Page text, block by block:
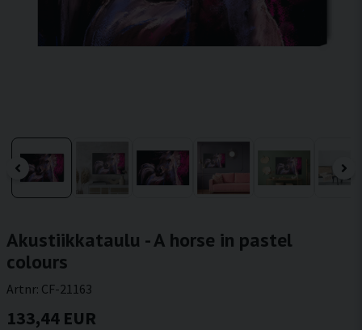
Akustiikkataulu - A horse in pastel
colours
Artnr: CF-21163
133,44 EUR